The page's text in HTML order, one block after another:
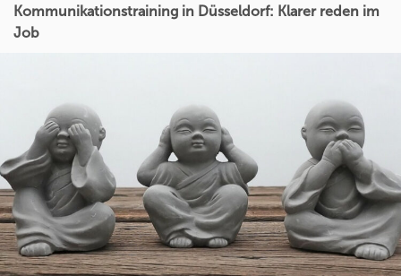
Kommunikationstraining in Düsseldorf: Klarer reden im
Job